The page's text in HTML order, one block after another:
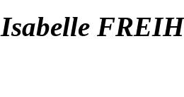
Isabelle